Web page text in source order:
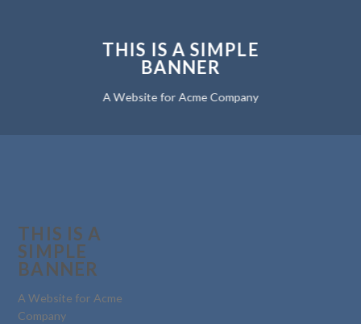
THIS IS A SIMPLE
BANNER
A Website for Acme Company
THIS IS A
SIMPLE
BANNER
A Website for Acme
Company